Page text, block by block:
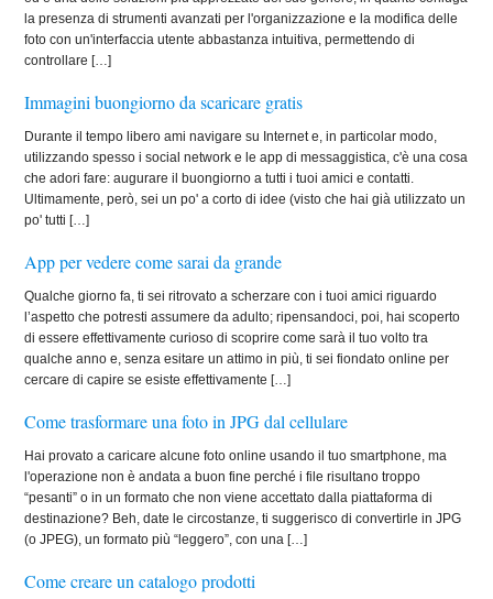
la presenza di strumenti avanzati per l'organizzazione e la modifica delle
foto con un'interfaccia utente abbastanza intuitiva, permettendo di
controllare […]
Immagini buongiorno da scaricare gratis
Durante il tempo libero ami navigare su Internet e, in particolar modo,
utilizzando spesso i social network e le app di messaggistica, c'è una cosa
che adori fare: augurare il buongiorno a tutti i tuoi amici e contatti.
Ultimamente, però, sei un po' a corto di idee (visto che hai già utilizzato un
po' tutti […]
App per vedere come sarai da grande
Qualche giorno fa, ti sei ritrovato a scherzare con i tuoi amici riguardo
l’aspetto che potresti assumere da adulto; ripensandoci, poi, hai scoperto
di essere effettivamente curioso di scoprire come sarà il tuo volto tra
qualche anno e, senza esitare un attimo in più, ti sei fiondato online per
cercare di capire se esiste effettivamente […]
Come trasformare una foto in JPG dal cellulare
Hai provato a caricare alcune foto online usando il tuo smartphone, ma
l'operazione non è andata a buon fine perché i file risultano troppo
“pesanti” o in un formato che non viene accettato dalla piattaforma di
destinazione? Beh, date le circostanze, ti suggerisco di convertirle in JPG
(o JPEG), un formato più “leggero”, con una […]
Come creare un catalogo prodotti